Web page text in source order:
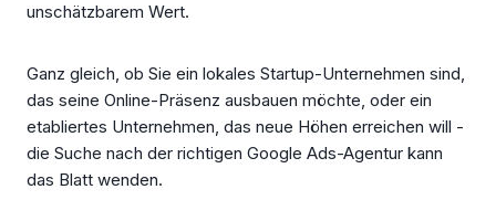
unschätzbarem Wert.
Ganz gleich, ob Sie ein lokales Startup-Unternehmen sind,
das seine Online-Präsenz ausbauen möchte, oder ein
etabliertes Unternehmen, das neue Höhen erreichen will -
die Suche nach der richtigen Google Ads-Agentur kann
das Blatt wenden.